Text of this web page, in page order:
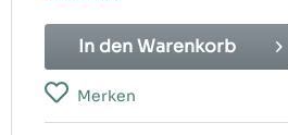
In den Warenkorb
Merken